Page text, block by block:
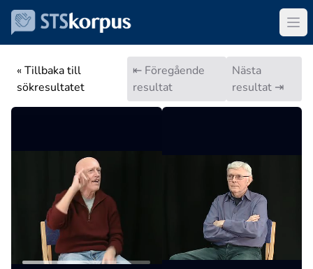
« Tillbaka till
sökresultatet
⇤ Föregående
resultat
Nästa
resultat ⇥